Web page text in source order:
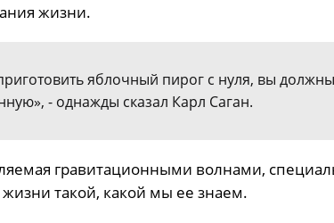
жизни.
яблочный пирог с нуля, вы
- однажды сказал Карл Саган.
гравитационными волнами,
такой, какой мы ее знаем.